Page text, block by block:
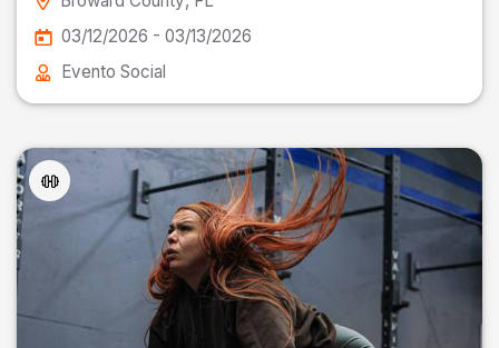
03/12/2026 - 03/13/2026
Evento Social